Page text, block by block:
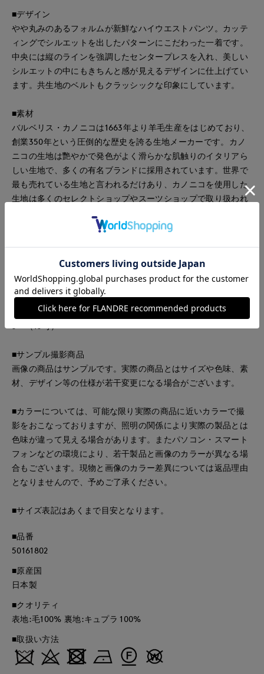
■デザイン
やや丸みのあるフォルムが新鮮なハイウエストパンツ。カッテ
ィングでシルエットを出したパターンにこだわった一着です。
中央には縦のラインを強調したセンタープレスを入れ、美しい
シルエットの中にもきちんと感が見えるデザインに仕上げてい
ます。共生地のベルトもクラッシックな印象にしています。
■素材
バルベリス・カノニコは1663年より羊毛生産をはじめており、
創業350年という圧倒的な歴史を誇る生地メーカーです。カノ
ニコの生地は艷やかで発色がよく滑らかな肌触りのイタリアら
しい生地で、多くの有名ブランドに採用されています。世界で
最も売れている生地と言われるだけあり、カノニコを使用した
生地は多くのセレクトショップやスーツショップで取り扱われ
・共地ベルト付き
■下げ札サイズ表記
4＝（13号）
■サンプル撮影商品
画像の商品はサンプルです。実際の商品とはサイズや色味、素
材、デザイン等の仕様が若干変更になる場合がございます。
■カラーについては、可能な限り実際の商品に近いカラーで撮
影をおこなっておりますが、照明の関係により実際の製品とは
色味が違って見える場合があります。またパソコン・スマート
フォンなどの環境により、若干製品と画像のカラーが異なる場
合もございます。現物と画像のカラー差異については返品理由
となりませんので、予めご了承ください。
■サイズ表記はあくまで目安となります。
■品番
50161802
■原産国
日本製
■クオリティ
表地:毛100% 裏地:キュプラ 100%
■取扱い方法